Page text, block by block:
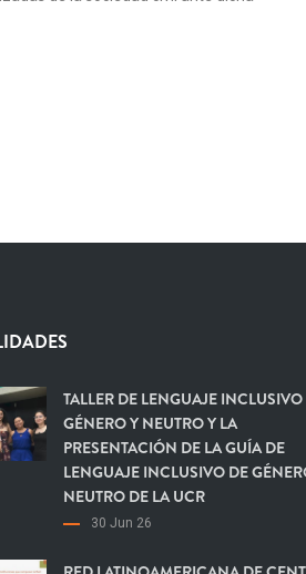
TALLER DE LENGUAJE INCLUSIVO
GÉNERO Y NEUTRO Y LA
PRESENTACIÓN DE LA GUÍA DE
LENGUAJE INCLUSIVO DE
NEUTRO DE LA UCR
30 Jun 26